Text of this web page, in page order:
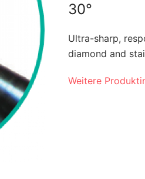
30°
Ultra-sharp,
diamond and
Weitere